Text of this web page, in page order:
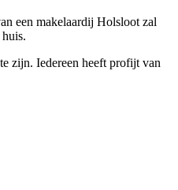
een makelaardij Holsloot zal
zijn. Iedereen heeft profijt van